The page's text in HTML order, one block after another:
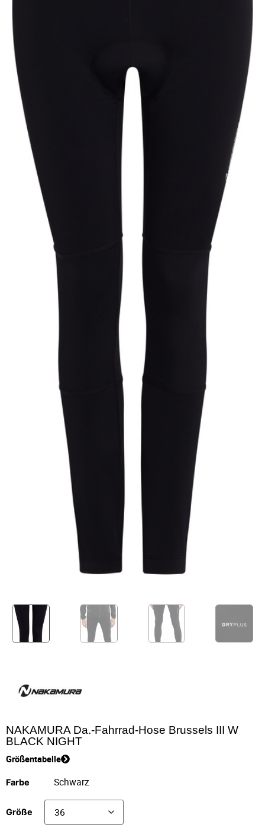
NAKAMURA Da.-Fahrrad-Hose Brussels III W
BLACK NIGHT
Größentabelle
Farbe
Größe